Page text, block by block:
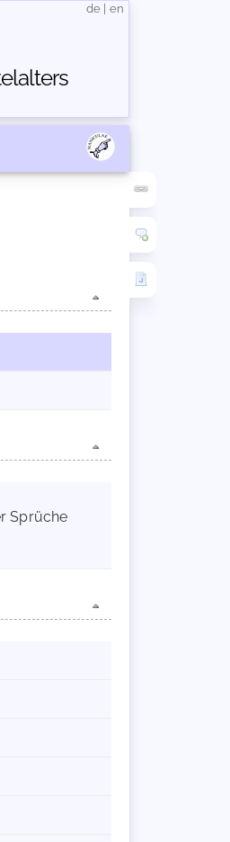
de en
Sprüche